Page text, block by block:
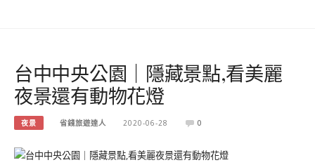
台中中央公園｜隱藏景點,看美麗
夜景還有動物花燈
夜景 省錢旅遊達人 2020-06-28 0